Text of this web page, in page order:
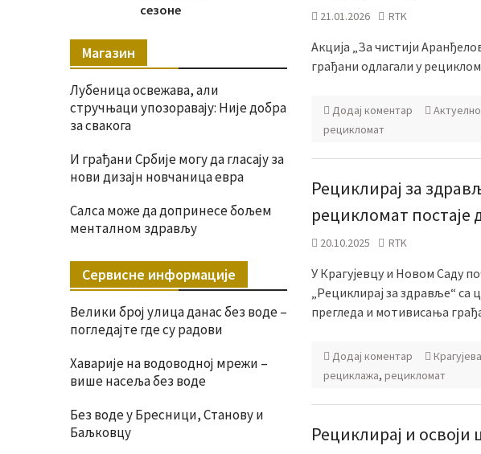
21.01.2026 RTK
Акција „За чистији
грађани одлагали у
Додај коментар Актуелно
рецикломат
Рециклирај за
рецикломат постаје
20.10.2025 RTK
У Крагујевцу и Новом Саду
„Рециклирај за здравље“
прегледа и мотивисања
Додај коментар
рециклажа, рецикломат
Рециклирај и освоји
сезоне
Магазин
Лубеница освежава, али
стручњаци упозоравају: Није добра
за свакога
И грађани Србије могу да гласају за
нови дизајн новчаница евра
Салса може да допринесе бољем
менталном здрављу
Сервисне информације
Велики број улица данас без воде –
погледајте где су радови
Хаварије на водоводној мрежи –
више насеља без воде
Без воде у Бресници, Станову и
Баљковцу